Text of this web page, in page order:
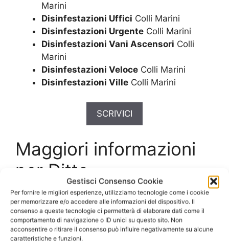
Gestisci Consenso Cookie
Per fornire le migliori esperienze, utilizziamo tecnologie come i cookie
per memorizzare e/o accedere alle informazioni del dispositivo. Il
consenso a queste tecnologie ci permetterà di elaborare dati come il
comportamento di navigazione o ID unici su questo sito. Non
acconsentire o ritirare il consenso può influire negativamente su alcune
caratteristiche e funzioni.
Marini
Disinfestazioni Uffici Colli Marini
Disinfestazioni Urgente Colli Marini
Disinfestazioni Vani Ascensori Colli
Marini
Disinfestazioni Veloce Colli Marini
Disinfestazioni Ville Colli Marini
SCRIVICI
Maggiori informazioni
per Ditta
Derattizzazione Colli
Marini